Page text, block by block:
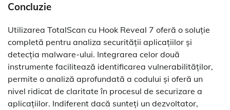
Concluzie
Utilizarea TotalScan cu Hook Reveal 7 oferă o soluție
completă pentru analiza securității aplicațiilor și
detecția malware-ului. Integrarea celor două
instrumente facilitează identificarea vulnerabilităților,
permite o analiză aprofundată a codului și oferă un
nivel ridicat de claritate în procesul de securizare a
aplicațiilor. Indiferent dacă sunteți un dezvoltator,